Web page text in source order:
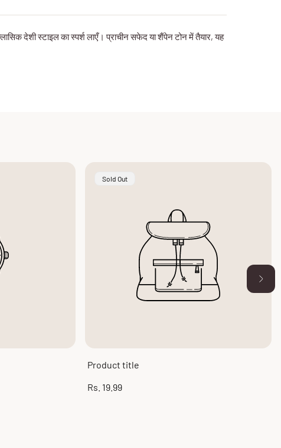
देशी स्टाइल का स्पर्श लाएँ। प्राचीन सफेद या शैंपेन टोन में तैयार, यह
Product
Sold Out
Product title
Regular
Rs. 19.99